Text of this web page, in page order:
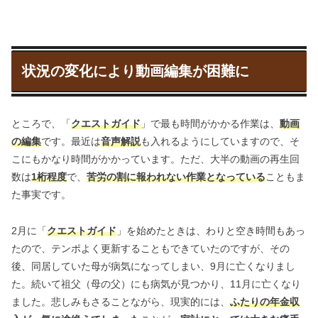
状況の変化により動画編集が困難に
ところで、「クエストガイド 」で最も時間がかかる作業は、 動画
の編集です。最近は音声解説も入れるようにしていますので、そ
こにもかなり時間がかかっています。ただ、大半の動画の再生回
数は1桁程度で、 苦労の割に報われない作業となっていることもま
た事実です。
2月に「クエストガイド 」を始めたときは、わりと空き時間もあっ
たので、テンポよく更新することもできていたのですが、その
後、同居していた母が病気になってしまい、9月に亡くなりまし
た。続いて祖父（母の父）にも病気が見つかり、11月に亡くなり
ました。悲しみもさることながら、現実的には、 ふたりの年金収